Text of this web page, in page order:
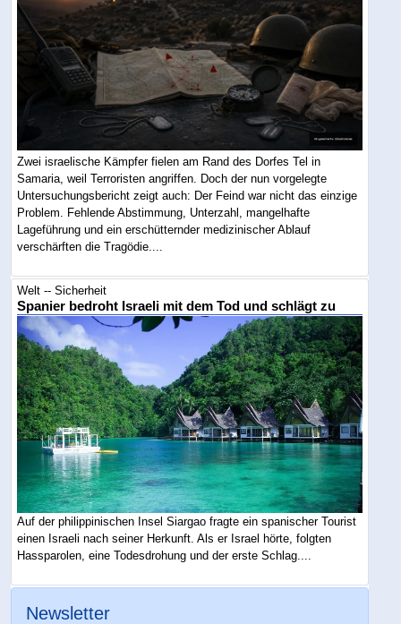
Zwei israelische Kämpfer fielen am Rand des Dorfes Tel in
Samaria, weil Terroristen angriffen. Doch der nun vorgelegte
Untersuchungsbericht zeigt auch: Der Feind war nicht das einzige
Problem. Fehlende Abstimmung, Unterzahl, mangelhafte
Lageführung und ein erschütternder medizinischer Ablauf
verschärften die Tragödie....
Welt -- Sicherheit
Spanier bedroht Israeli mit dem Tod und schlägt zu
Auf der philippinischen Insel Siargao fragte ein spanischer Tourist
einen Israeli nach seiner Herkunft. Als er Israel hörte, folgten
Hassparolen, eine Todesdrohung und der erste Schlag....
Newsletter